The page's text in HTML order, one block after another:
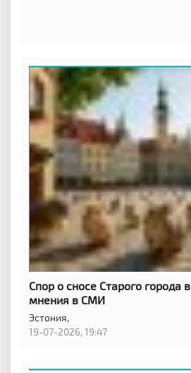
Спор о сносе Старого города
мнения в СМИ
Эстония,
19-07-2026, 19:47